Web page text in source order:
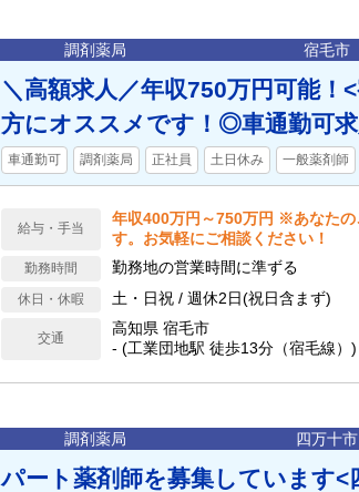
調剤薬局 宿毛市
＼高額求人／年収750万円可能！
方にオススメです！◎車通勤可
車通勤可 調剤薬局 正社員 土日休み 一般薬剤師
給与・手当
年収400万円～750万円 ※あなたの
す。お気軽にご相談ください！
勤務時間 勤務地の営業時間に準ずる
休日・休暇 土・日祝 / 週休2日(祝日含まず)
交通
高知県 宿毛市
- (工業団地駅 徒歩13分（宿毛線）
調剤薬局 四万十市
パート薬剤師を募集しています